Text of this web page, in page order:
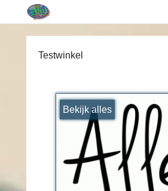
Testwinkel
Bekijk alles